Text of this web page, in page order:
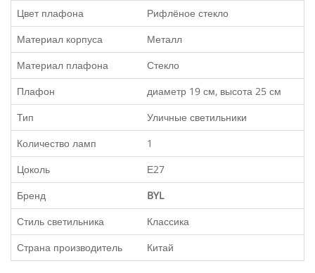
Цвет плафона
Рифлёное стекло
Материал корпуса
Металл
Материал плафона
Стекло
Плафон
диаметр 19 см, высота 25 см
Тип
Уличные светильники
Количество ламп
1
Цоколь
Е27
Бренд
BYL
Стиль светильника
Классика
Страна производитель
Китай